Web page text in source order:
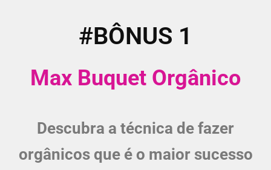
#BÔNUS 1
Max Buquet Orgânico
Descubra a técnica de fazer
orgânicos que é o maior sucesso